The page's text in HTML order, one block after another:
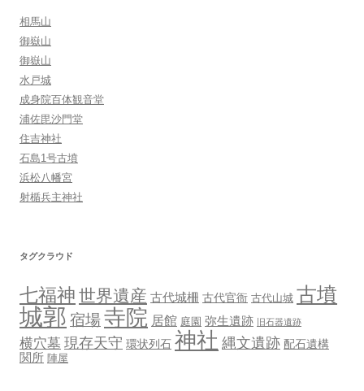
相馬山
御嶽山
御嶽山
水戸城
成身院百体観音堂
浦佐毘沙門堂
住吉神社
石島1号古墳
浜松八幡宮
射楯兵主神社
タグクラウド
七福神 世界遺産 古代城柵 古代官衙 古代山城 古墳
城郭 宿場寺院 居館 庭園 弥生遺跡 旧石器遺跡
横穴墓 現存天守 環状列石 神社 縄文遺跡 配石遺構
関所 陣屋